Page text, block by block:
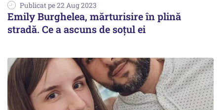
Publicat pe 22 Aug 2023
Emily Burghelea, mărturisire în plină
stradă. Ce a ascuns de soţul ei